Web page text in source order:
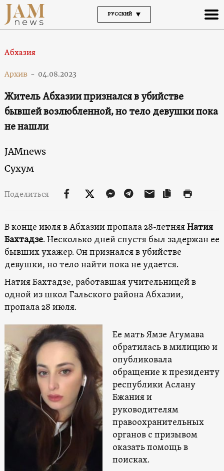
РУССКИЙ
Абхазия
Архив - 04.08.2023
Житель Абхазии признался в убийстве
бывшей возлюбленной, но тело девушки пока
не нашли
JAMnews
Сухум
Поделиться
В конце июля в Абхазии пропала 28-летняяНатия
Бахтадзе. Несколько дней спустя был задержан ее
бывших ухажер. Он признался в убийстве
девушки, но тело найти пока не удается.
Натия Бахтадзе, работавшая учительницей в
одной из школ Гальского района Абхазии,
пропала 28 июля.
Ее мать Ямзе Агумава
обратилась в милицию и
опубликовала
обращение к президенту
республики Аслану
Бжания и
руководителям
правоохранительных
органов с призывом
оказать помощь в
поисках.